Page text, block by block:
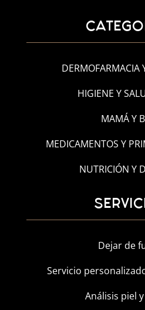
DERMOFARMACIA
HIGIENE Y
MAMÁ Y
MEDICAMENTOS Y
NUTRICIÓN Y
Dejar de
Servicio
Análisis piel